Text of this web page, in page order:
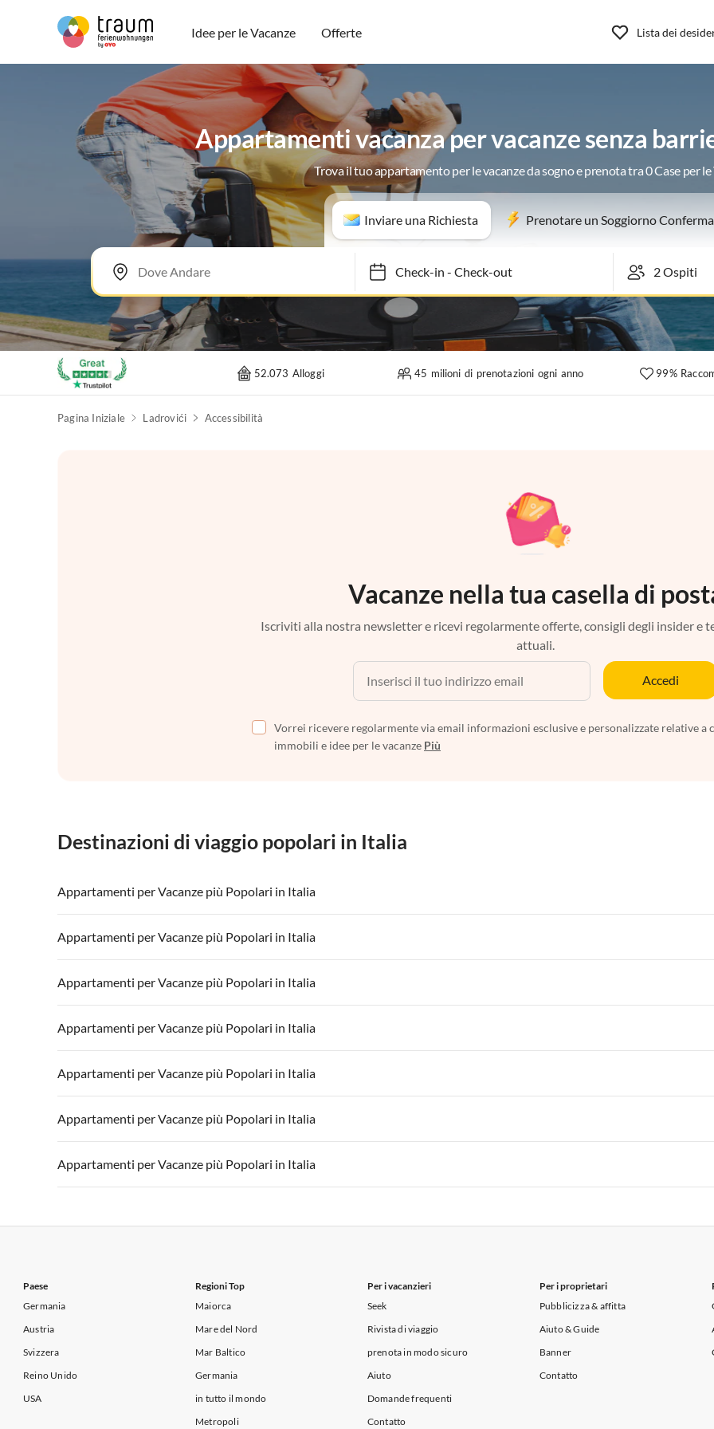
Idee per le Vacanze Offerte Lista dei
Appartamenti vacanza per vacanze senza
Trova il tuo appartamento per le vacanze da sogno e prenota tra 0 Case per le
Inviare una Richiesta Prenotare un Soggiorno
Check-in- Check-out
52.073 Alloggi 45 milioni di prenotazioni ogni anno 99%
Pagina Iniziale Ladrovići Accessibilità
Vacanze nella tua casella di
Iscriviti alla nostra newsletter e ricevi regolarmente offerte, consigli degli insider e
attuali.
Accedi
Vorrei ricevere regolarmente via email informazioni esclusive e personalizzate relative a
immobili e idee per le vacanze Più
Destinazioni di viaggio popolari in Italia
Appartamenti per Vacanze più Popolari in Italia
Appartamenti per Vacanze in Italia Appartamenti per Vacanze in Liguria
Appartamenti per Vacanze in Lago di Garda Appartamenti per Vacanze in Lago di Como
Appartamenti per Vacanze più Popolari in Italia
Appartamenti per Vacanze in Italia Appartamenti per Vacanze in Liguria
Appartamenti per Vacanze in Lago di Garda Appartamenti per Vacanze in Lago di Como
Appartamenti per Vacanze più Popolari in Italia
Appartamenti per Vacanze in Italia Appartamenti per Vacanze in Liguria
Appartamenti per Vacanze in Lago di Garda Appartamenti per Vacanze in Lago di Como
Appartamenti per Vacanze più Popolari in Italia
Appartamenti per Vacanze in Italia Appartamenti per Vacanze in Liguria
Appartamenti per Vacanze in Lago di Garda Appartamenti per Vacanze in Lago di Como
Appartamenti per Vacanze più Popolari in Italia
Appartamenti per Vacanze in Italia Appartamenti per Vacanze in Liguria
Appartamenti per Vacanze in Lago di Garda Appartamenti per Vacanze in Lago di Como
Appartamenti per Vacanze più Popolari in Italia
Appartamenti per Vacanze in Italia Appartamenti per Vacanze in Liguria
Appartamenti per Vacanze in Lago di Garda Appartamenti per Vacanze in Lago di Como
Appartamenti per Vacanze più Popolari in Italia
Paese
Germania
Austria
Svizzera
Reino Unido
USA
Regioni Top
Maiorca
Mare del Nord
Mar Baltico
Germania
in tutto il mondo
Metropoli
Per i vacanzieri
Seek
Rivista di viaggio
prenota in modo sicuro
Aiuto
Domande frequenti
Contatto
Per i proprietari
Pubblicizza & affitta
Aiuto & Guide
Banner
Contatto